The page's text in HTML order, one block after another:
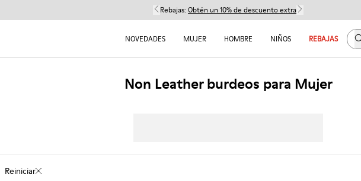
Rebajas: Obtén un 10% de descuento extra
NOVEDADES MUJER HOMBRE NIÑOS REBAJAS
Non Leather burdeos para Mujer
Reiniciar